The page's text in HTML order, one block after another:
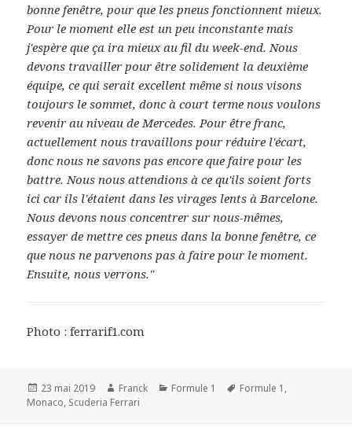
bonne fenêtre, pour que les pneus fonctionnent mieux.
Pour le moment elle est un peu inconstante mais
j'espère que ça ira mieux au fil du week-end. Nous
devons travailler pour être solidement la deuxième
équipe, ce qui serait excellent même si nous visons
toujours le sommet, donc à court terme nous voulons
revenir au niveau de Mercedes.Pour être franc,
actuellement nous travaillons pour réduire l'écart,
donc nous ne savons pas encore que faire pour les
battre. Nous nous attendions à ce qu'ils soient forts
ici car ils l'étaient dans les virages lents à Barcelone.
Nous devons nous concentrer sur nous-mêmes,
essayer de mettre ces pneus dans la bonne fenêtre, ce
que nous ne parvenons pas à faire pour le moment.
Ensuite, nous verrons."
Photo : ferrarif1.com
Publié
le
23 mai 2019 Auteur
Franck Catégories
Formule 1
Mots-
Formule 1 ,
Monaco, Scuderia Ferrari